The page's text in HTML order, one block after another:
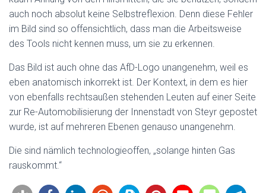
auch noch absolut keine Selbstreflexion. Denn diese Fehler
im Bild sind so offensichtlich, dass man die Arbeitsweise
des Tools nicht kennen muss, um sie zu erkennen.
Das Bild ist auch ohne das AfD-Logo unangenehm, weil es
eben anatomisch inkorrekt ist. Der Kontext, in dem es hier
von ebenfalls rechtsaußen stehenden Leuten auf einer Seite
zur Re-Automobilisierung der Innenstadt von Steyr gepostet
wurde, ist auf mehreren Ebenen genauso unangenehm.
Die sind nämlich technologieoffen, „solange hinten Gas
rauskommt.“